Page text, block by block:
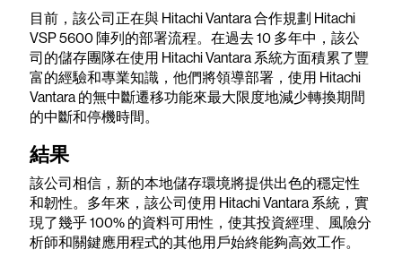
目前，該公司正在與 Hitachi Vantara 合作規劃 Hitachi
VSP 5600 陣列的部署流程。在過去 10 多年中，該公
司的儲存團隊在使用 Hitachi Vantara 系統方面積累了豐
富的經驗和專業知識，他們將領導部署，使用 Hitachi
Vantara 的無中斷遷移功能來最大限度地減少轉換期間
的中斷和停機時間。
結果
該公司相信，新的本地儲存環境將提供出色的穩定性
和韌性。多年來，該公司使用 Hitachi Vantara 系統，實
現了幾乎 100% 的資料可用性，使其投資經理、風險分
析師和關鍵應用程式的其他用戶始終能夠高效工作。